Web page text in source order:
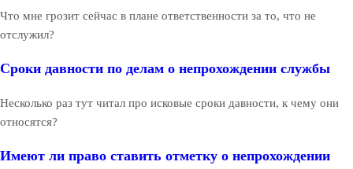
Что мне грозит сейчас в плане ответственности за то, что не
отслужил?
Сроки давности по делам о непрохождении службы
Несколько раз тут читал про исковые сроки давности, к чему они
относятся?
Имеют ли право ставить отметку о непрохождении